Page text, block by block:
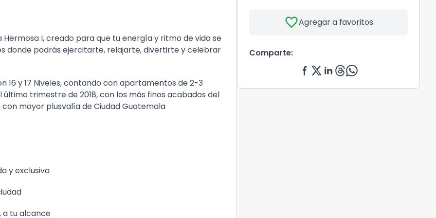
I, creado para que tu energía y ritmo de vida se
donde podrás ejercitarte, relajarte, divertirte y celebrar
16 y 17 Niveles, contando con apartamentos de 2-3
trimestre de 2018, con los más finos acabados del
mayor plusvalía de Ciudad Guatemala
y exclusiva
a tu alcance
favoriteAgregar a favoritos
Comparte: